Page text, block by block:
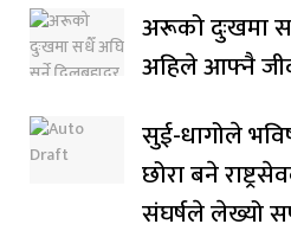
अरूको दुःखमा
अहिले आफ्नै
सुई-धागोले
छोरा बने
संघर्षले लेख्यो